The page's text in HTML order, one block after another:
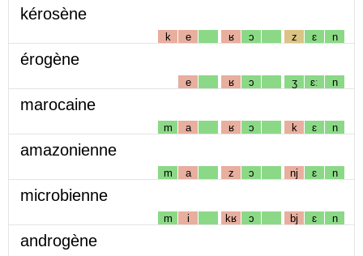
kérosène
k e ʁ ɔ z ɛ n
érogène
e ʁ ɔ ʒ ɛː n
marocaine
m a ʁ ɔ k ɛ n
amazonienne
m a z ɔ nj ɛ n
microbienne
m i kʁ ɔ bj ɛ n
androgène